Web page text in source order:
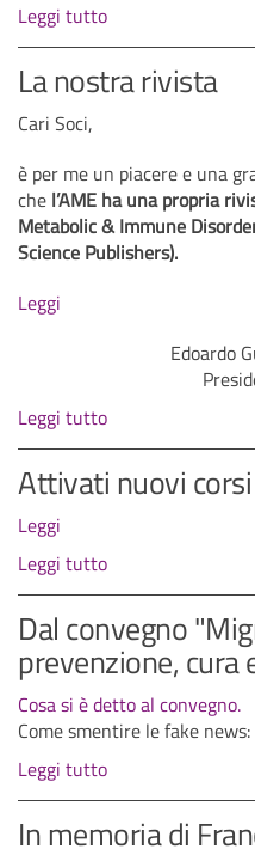
Leggi tutto
La nostra rivista
Cari Soci,
è per me un piacere e una
che l’AME ha una propria
Metabolic & Immune
Science Publishers).
Leggi
Edoardo
Leggi tutto
Attivati nuovi
Leggi
Leggi tutto
Dal convegno
prevenzione, cura
Cosa si è detto al convegno.
Come smentire le fake news:
Leggi tutto
In memoria di